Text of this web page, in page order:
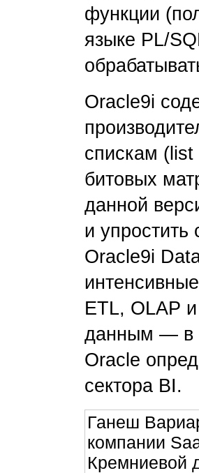
функции
языке PL/
Oracle9i
спискам
битовых
данной
и
Oracle9i
ETL, OLAP
данным — в
Oracle
сектора BI.
Ганеш
компании
Кремниевой